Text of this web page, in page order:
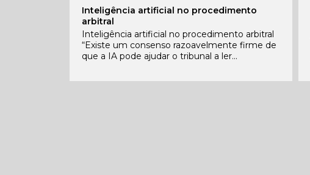
Inteligência artificial no procedimento
arbitral
Inteligência artificial no procedimento arbitral
“Existe um consenso razoavelmente firme de
que a IA pode ajudar o tribunal a ler...